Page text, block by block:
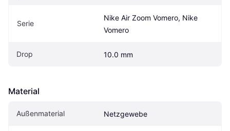
Serie
Nike Air Zoom Vomero, Nike
Vomero
Drop 10.0 mm
Material
Außenmaterial Netzgewebe